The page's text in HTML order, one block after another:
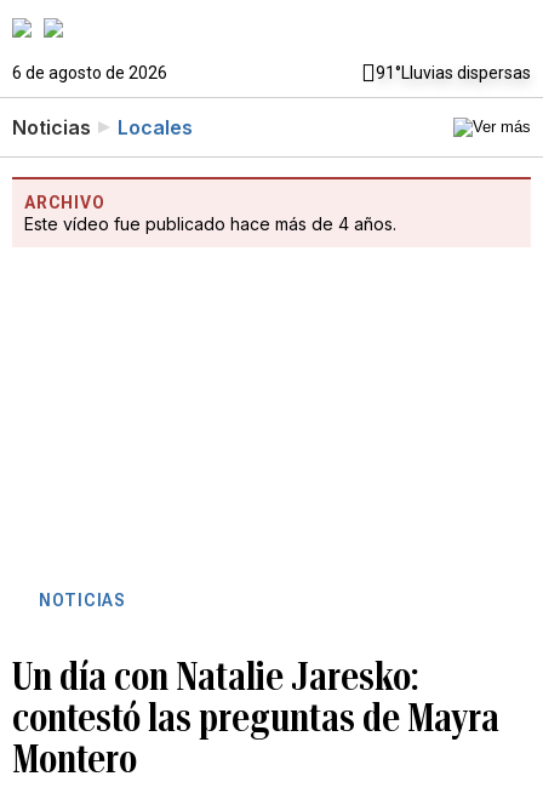
6 de agosto de 2026 91°Lluvias dispersas
Noticias Locales
ARCHIVO
Este vídeo fue publicado hace más de 4 años.
NOTICIAS
Un día con Natalie Jaresko:
contestó las preguntas de Mayra
Montero